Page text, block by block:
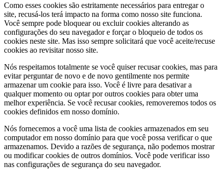
Como esses cookies são estritamente necessários para entregar o
site, recusá-los terá impacto na forma como nosso site funciona.
Você sempre pode bloquear ou excluir cookies alterando as
configurações do seu navegador e forçar o bloqueio de todos os
cookies neste site. Mas isso sempre solicitará que você aceite/recuse
cookies ao revisitar nosso site.
Nós respeitamos totalmente se você quiser recusar cookies, mas para
evitar perguntar de novo e de novo gentilmente nos permite
armazenar um cookie para isso. Você é livre para desativar a
qualquer momento ou optar por outros cookies para obter uma
melhor experiência. Se você recusar cookies, removeremos todos os
cookies definidos em nosso domínio.
Nós fornecemos a você uma lista de cookies armazenados em seu
computador em nosso domínio para que você possa verificar o que
armazenamos. Devido a razões de segurança, não podemos mostrar
ou modificar cookies de outros domínios. Você pode verificar isso
nas configurações de segurança do seu navegador.